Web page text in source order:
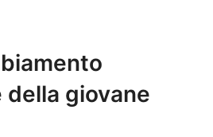
giovane